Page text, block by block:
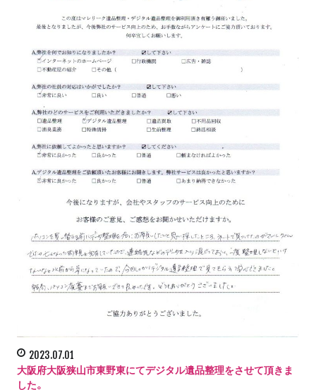
2023.07.01
大阪府大阪狭山市東野東にてデジタル遺品整理をさせて頂きま
した。